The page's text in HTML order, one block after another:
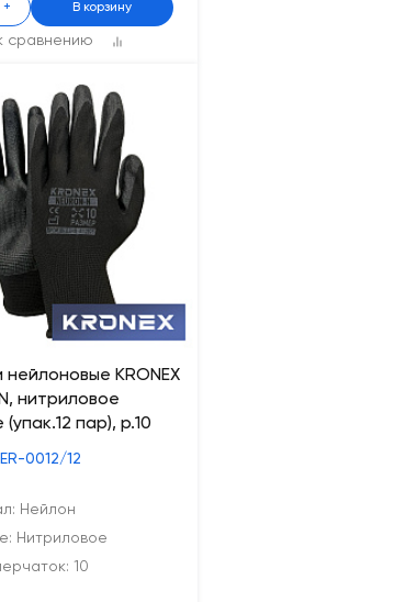
сравнению
+ В корзину
нейлоновые KRONEX
нитриловое
пар), р.10
0012/12
Нейлон
Нитриловое
10